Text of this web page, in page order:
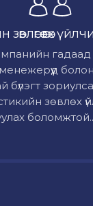
өгөх
гадаад
болон
бүлэгт
зөвлөх